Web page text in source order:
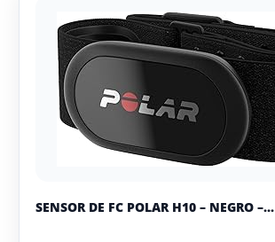
SENSOR DE FC POLAR H10 – NEGRO –...